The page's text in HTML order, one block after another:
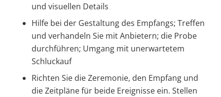
und visuellen Details
Hilfe bei der Gestaltung des Empfangs; Treffen
und verhandeln Sie mit Anbietern; die Probe
durchführen; Umgang mit unerwartetem
Schluckauf
Richten Sie die Zeremonie, den Empfang und
die Zeitpläne für beide Ereignisse ein. Stellen